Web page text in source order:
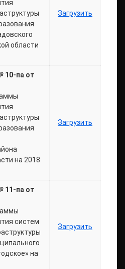
области
Загрузить
10-па от
на 2018
Загрузить
11-па от
систем
на
Загрузить